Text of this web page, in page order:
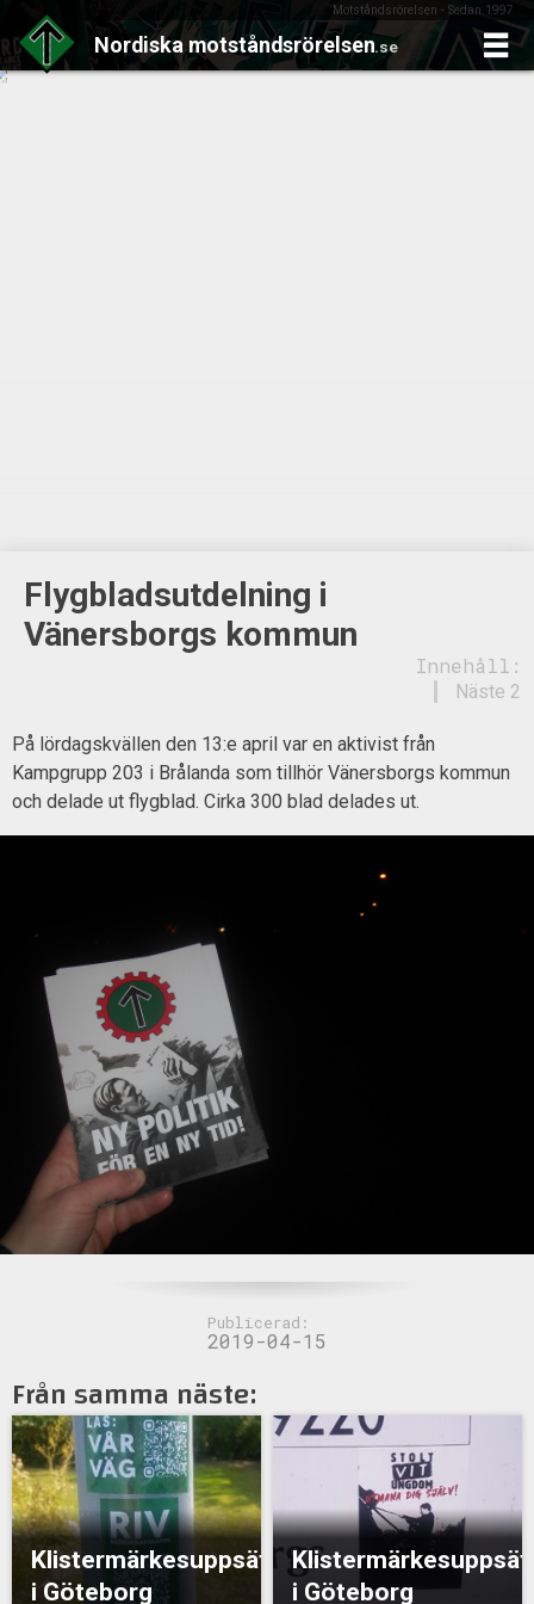
Motståndsrörelsen - Sedan 1997
Nordiska motståndsrörelsen.se
Flygbladsutdelning i
Vänersborgs kommun
Innehåll:
Näste 2
På lördagskvällen den 13:e april var en aktivist från
Kampgrupp 203 i Brålanda som tillhör Vänersborgs kommun
och delade ut flygblad. Cirka 300 blad delades ut.
Publicerad:
2019-04-15
Från samma näste:
Klistermärkesuppsättning
i Göteborg
i Göteborg